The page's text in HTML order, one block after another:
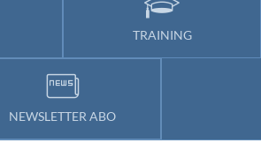
TRAINING
NEWSLETTER ABO